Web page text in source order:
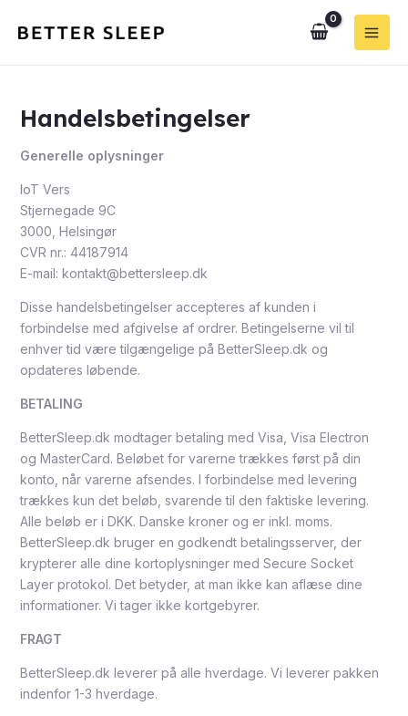
Main
Handelsbetingelser
Generelle oplysninger
IoT Vers
Stjernegade 9C
3000, Helsingør
CVR nr.: 44187914
E-mail: kontakt@bettersleep.dk
Disse handelsbetingelser accepteres af kunden i
forbindelse med afgivelse af ordrer. Betingelserne vil til
enhver tid være tilgængelige på BetterSleep.dk og
opdateres løbende.
BETALING
BetterSleep.dk modtager betaling med Visa, Visa Electron
og MasterCard. Beløbet for varerne trækkes først på din
konto, når varerne afsendes. I forbindelse med levering
trækkes kun det beløb, svarende til den faktiske levering.
Alle beløb er i DKK. Danske kroner og er inkl. moms.
BetterSleep.dk bruger en godkendt betalingsserver, der
krypterer alle dine kortoplysninger med Secure Socket
Layer protokol. Det betyder, at man ikke kan aflæse dine
informationer. Vi tager ikke kortgebyrer.
FRAGT
BetterSleep.dk leverer på alle hverdage. Vi leverer pakken
indenfor 1-3 hverdage.